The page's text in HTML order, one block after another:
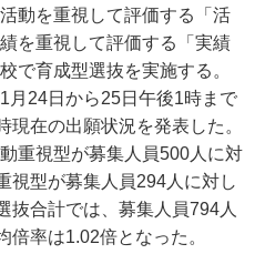
動を重視して評価する「活
を重視して評価する「実績
で育成型選抜を実施する。
24日から25日午後1時まで
在の出願状況を発表した。
重視型が募集人員500人に対
視型が募集人員294人に対し
抜合計では、募集人員794人
率は1.02倍となった。